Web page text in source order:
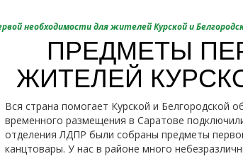
необходимости для жителей Курской и
ПРЕДМЕТЫ
ЖИТЕЛЕЙ
Вся страна помогает Курской и Белгородской
временного размещения в Саратове
отделения ЛДПР были собраны предметы
канцтовары. У нас в районе много